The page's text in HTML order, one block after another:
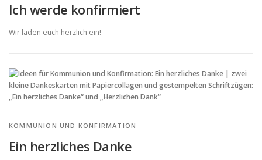
Ich werde konfirmiert
Wir laden euch herzlich ein!
KOMMUNION UND KONFIRMATION
Ein herzliches Danke